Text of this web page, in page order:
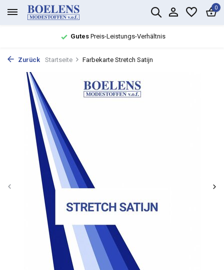
0
GutesPreis-Leistungs-Verhältnis
Zurück Startseite Farbekarte Stretch Satijn